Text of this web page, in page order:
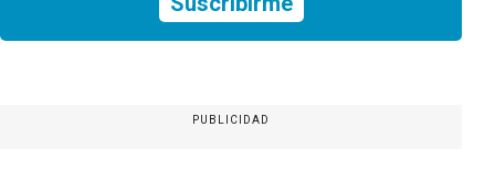
PUBLICIDAD